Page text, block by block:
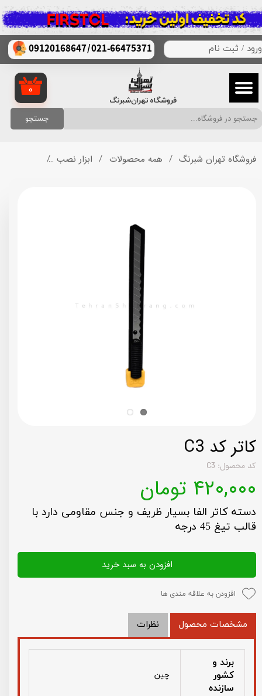
فروشگاه تهران‌شبرنگ
021-66475371
09120168647/
جستجو
۰
ورود / ثبت نام
حساب کاربری من
تغییر گذر واژه
سفارشات
خروج از حساب کاربری
فروشگاه تهران شبرنگ همه محصولات ابزار نصب
کاتر کد C3
کد محصول: C3
۴۲۰,۰۰۰ تومان
دسته کاتر الفا بسیار ظریف و جنس مقاومی دارد با
قالب تیغ 45 درجه
افزودن به سبد خرید
افزودن به علاقه مندی ها
مشخصات محصول نظرات
برند و
کشور
سازنده
چین